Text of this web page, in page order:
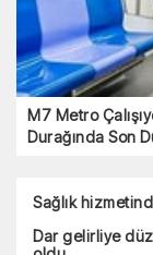
M7 Metro
Durağında Son
Sağlık
Dar gelirliye